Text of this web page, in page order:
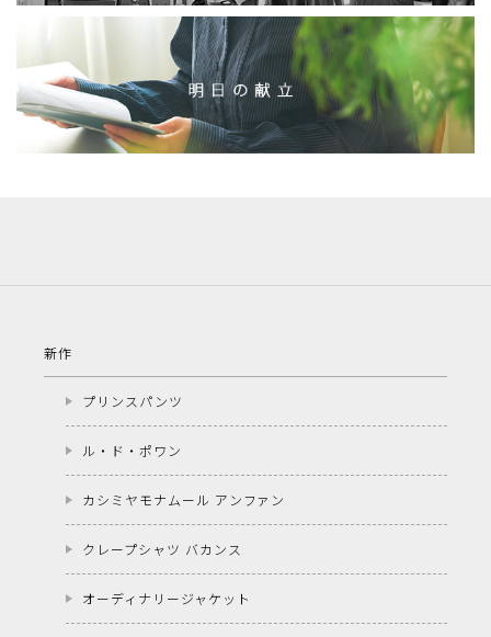
新作
プリンスパンツ
ル・ド・ポワン
カシミヤモナムール アンファン
クレープシャツ バカンス
オーディナリージャケット